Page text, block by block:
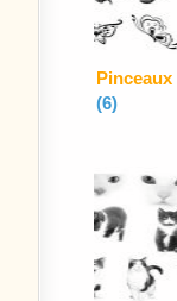
Pinceaux
(6)